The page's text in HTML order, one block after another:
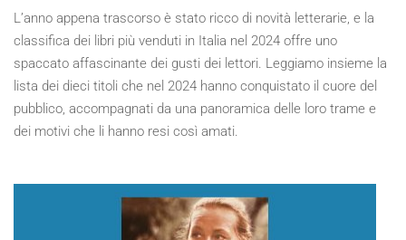
L’anno appena trascorso è stato ricco di novità letterarie, e la
classifica dei libri più venduti in Italia nel 2024 offre uno
spaccato affascinante dei gusti dei lettori. Leggiamo insieme la
lista dei dieci titoli che nel 2024 hanno conquistato il cuore del
pubblico, accompagnati da una panoramica delle loro trame e
dei motivi che li hanno resi così amati.